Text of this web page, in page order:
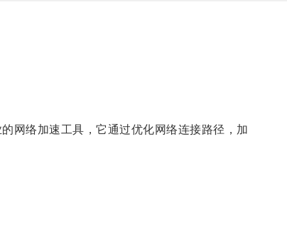
络加速工具，它通过优化网络连接路径，加